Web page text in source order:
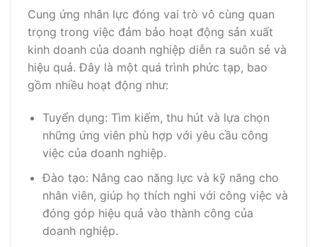
Cung ứng nhân lực đóng vai trò vô cùng quan
trọng trong việc đảm bảo hoạt động sản xuất
kinh doanh của doanh nghiệp diễn ra suôn sẻ và
hiệu quả. Đây là một quá trình phức tạp, bao
gồm nhiều hoạt động như:
Tuyển dụng: Tìm kiếm, thu hút và lựa chọn
những ứng viên phù hợp với yêu cầu công
việc của doanh nghiệp.
Đào tạo: Nâng cao năng lực và kỹ năng cho
nhân viên, giúp họ thích nghi với công việc và
đóng góp hiệu quả vào thành công của
doanh nghiệp.